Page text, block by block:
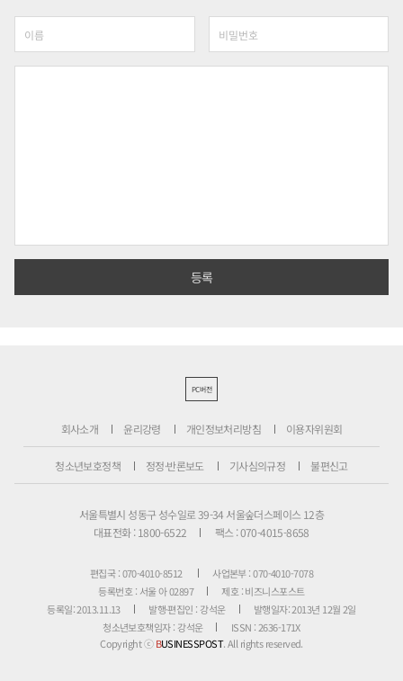
PC버전
회사소개 윤리강령 개인정보처리방침 이용자위원회
청소년보호정책 정정·반론보도 기사심의규정 불편신고
서울특별시 성동구 성수일로 39-34 서울숲더스페이스 12층
대표전화 : 1800-6522
팩스 : 070-4015-8658
편집국 : 070-4010-8512
사업본부 : 070-4010-7078
등록번호 : 서울 아 02897
제호 : 비즈니스포스트
등록일: 2013.11.13
발행·편집인 : 강석운
발행일자: 2013년 12월 2일
청소년보호책임자 : 강석운
ISSN : 2636-171X
Copyright ⓒBUSINESSPOST. All rights reserved.